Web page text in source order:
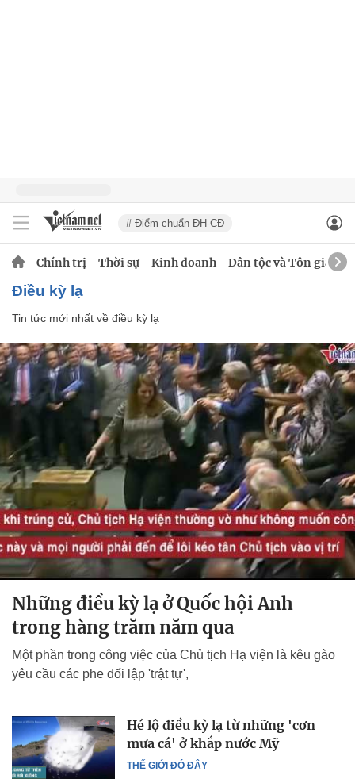
# Điểm chuẩn ĐH-CĐ
Chính trị Thời sự Kinh doanh Dân tộc và Tôn giáo
điều kỳ lạ
Tin tức mới nhất về điều kỳ lạ
Những điều kỳ lạ ở Quốc hội Anh
trong hàng trăm năm qua
Một phần trong công việc của Chủ tịch Hạ viện là kêu gào
yêu cầu các phe đối lập 'trật tự',
THẾ GIỚI ĐÓ ĐÂY
Hé lộ điều kỳ lạ từ những 'cơn
mưa cá' ở khắp nước Mỹ